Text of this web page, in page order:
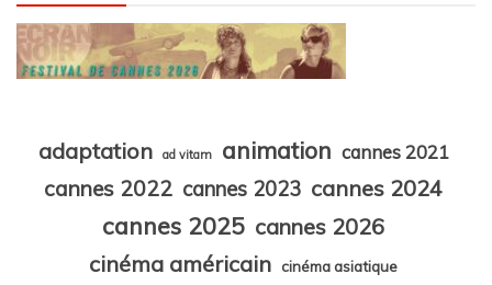
adaptation ad vitam animation cannes 2021
cannes 2022 cannes 2023 cannes 2024
cannes 2025 cannes 2026
cinéma américain
cinéma asiatique